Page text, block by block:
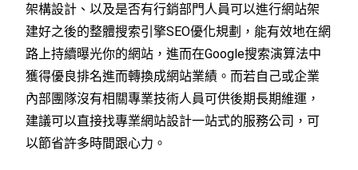
架構設計、以及是否有行銷部門人員可以進行網站架
建好之後的整體搜索引擎SEO優化規劃，能有效地在網
路上持續曝光你的網站，進而在Google搜索演算法中
獲得優良排名進而轉換成網站業績。而若自己或企業
內部團隊沒有相關專業技術人員可供後期長期維運，
建議可以直接找專業網站設計一站式的服務公司，可
以節省許多時間跟心力。